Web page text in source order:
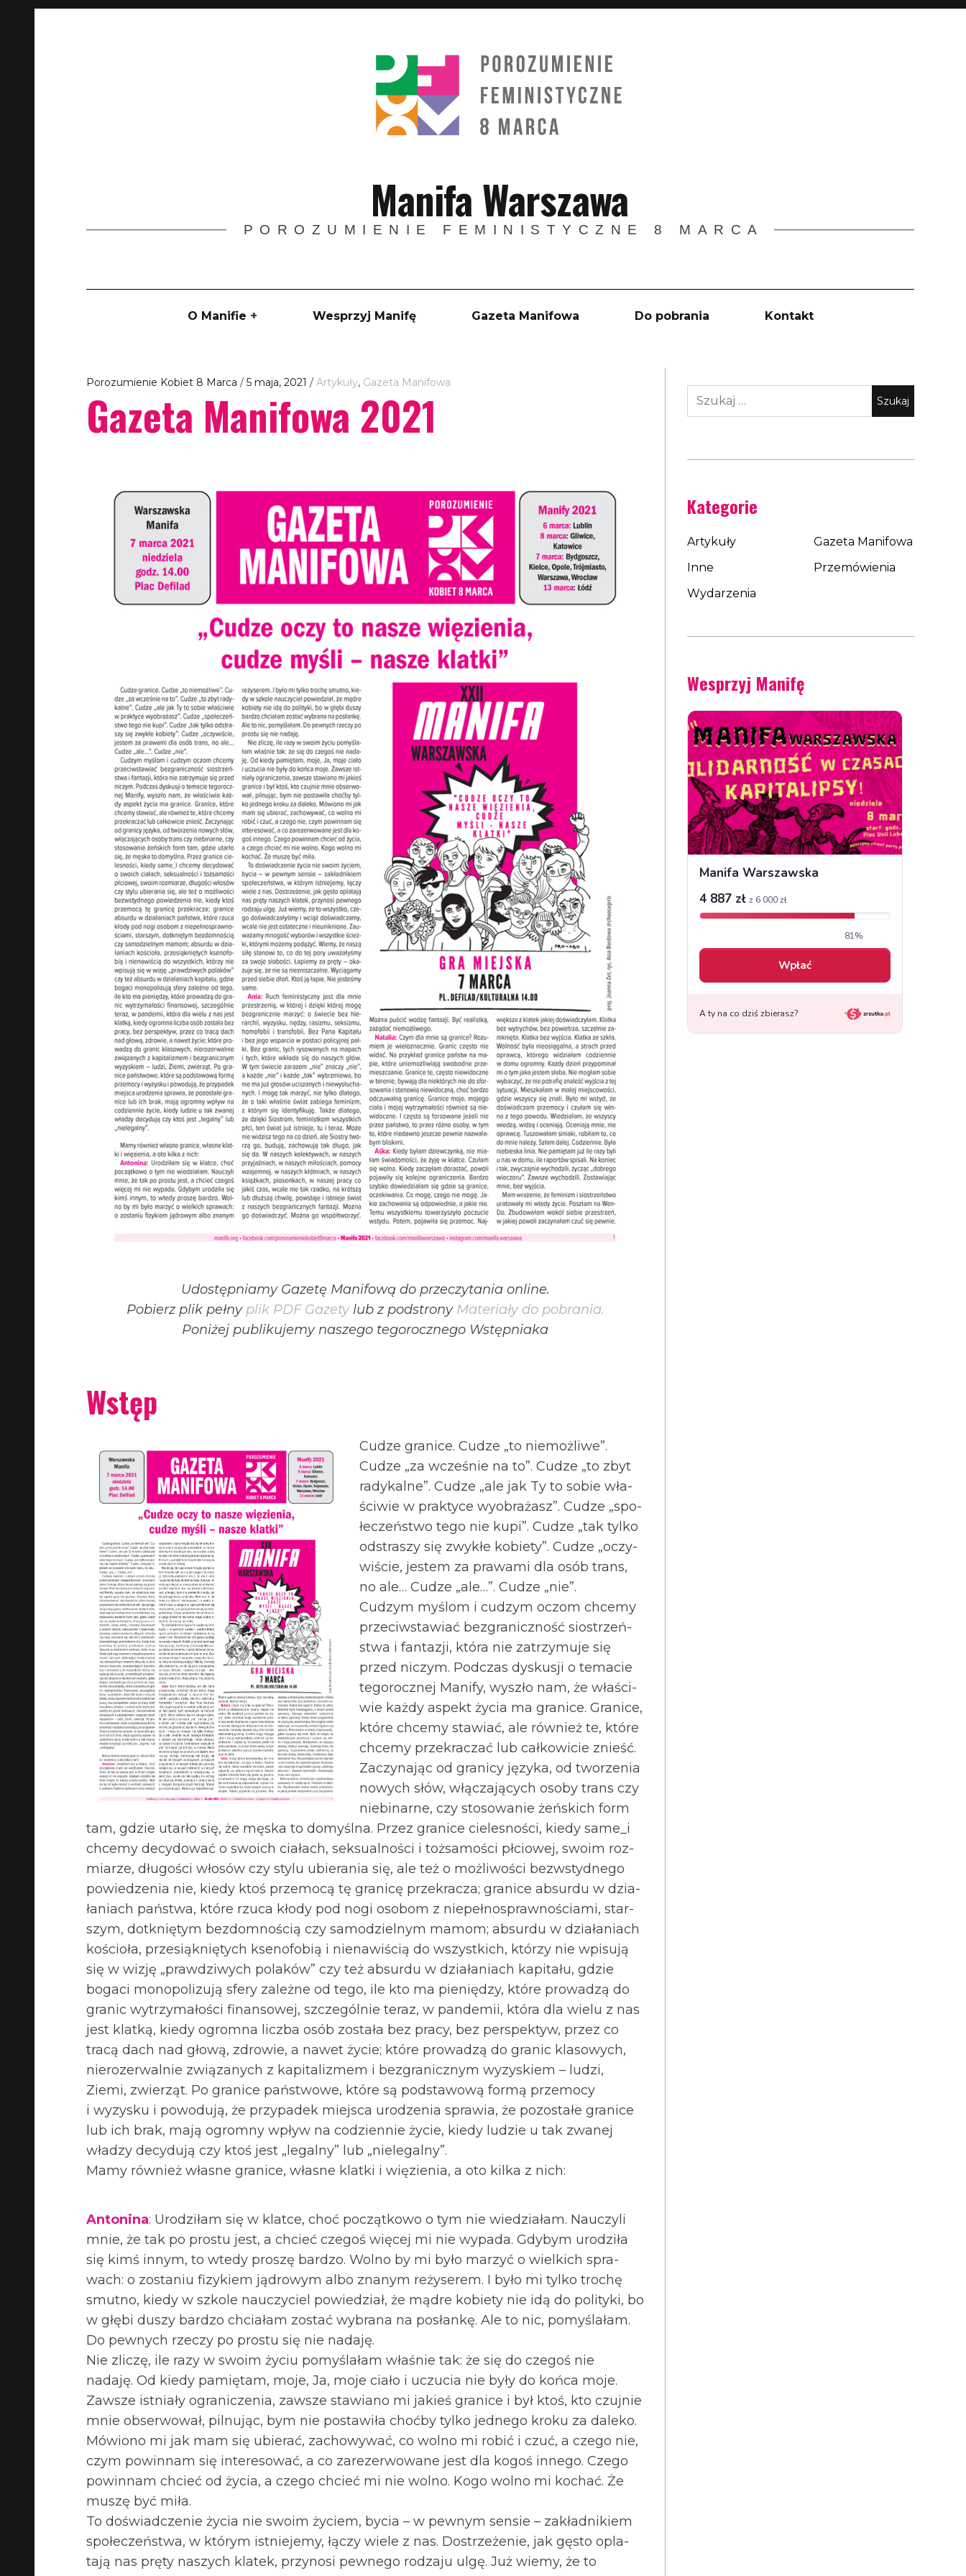
Manifa Warszawa
POROZUMIENIE FEMINISTYCZNE 8 MARCA
O Manifie Wesprzyj Manifę Gazeta Manifowa Do pobrania Kontakt
Porozumienie Kobiet 8 Marca 5 maja, 2021 Artykuły, Gazeta Manifowa
Gazeta Manifowa 2021
Udostępniamy Gazetę Manifową do przeczytania online.
Pobierz plik pełny plik PDF Gazetylub z podstrony Materiały do pobrania.
Poniżej publikujemy naszego tegorocznego Wstępniaka
Wstęp
Cudze gra­nice. Cudze „to nie­moż­liwe”.
Cudze „za wcze­śnie na to”. Cudze „to zbyt
rady­kalne”. Cudze „ale jak Ty to sobie wła­
ści­wie w prak­tyce wyobra­żasz”. Cudze „spo­
łe­czeń­stwo tego nie kupi”. Cudze „tak tylko
odstra­szy się zwy­kłe kobiety”. Cudze „oczy­
wi­ście, jestem za pra­wami dla osób trans,
no ale… Cudze „ale…”. Cudze „nie”.
Cudzym myślom i cudzym oczom chcemy
przeciwsta­wiać bezgra­niczność sio­strzeń­
stwa i fan­ta­zji, która nie zatrzy­muje się
przed niczym. Pod­czas dys­ku­sji o temacie
tego­rocz­nej Manify, wyszło nam, że wła­ści­
wie każdy aspekt życia ma gra­nice. Gra­nice,
które chcemy sta­wiać, ale rów­nież te, które
chcemy prze­kra­czać lub cał­ko­wi­cie znieść.
Zaczy­na­jąc od gra­nicy języka, od two­rze­nia
nowych słów, włą­cza­ją­cych osoby trans czy
nie­bi­narne, czy stosowanie żeń­skich form
tam, gdzie utarło się, że męska to domyślna. Przez gra­nice cie­le­sno­ści, kiedy same_i
chcemy decy­do­wać o swo­ich cia­łach, sek­su­al­no­ści i toż­sa­mo­ści płcio­wej, swoim roz­
mia­rze, dłu­go­ści wło­sów czy stylu ubie­ra­nia się, ale też o moż­li­wo­ści bez­wstyd­nego
powie­dze­nia nie, kiedy ktoś prze­mocą tę gra­nicę prze­kra­cza; gra­nice absurdu w dzia­
ła­niach pań­stwa, które rzuca kłody pod nogi oso­bom z nie­peł­no­spraw­no­ściami, star­
szym, dotkniętym bez­dom­nością czy samo­dziel­nym mamom; absurdu w dzia­ła­niach
kościoła, prze­siąk­nię­tych kse­no­fo­bią i nie­na­wi­ścią do wszyst­kich, którzy nie wpi­sują
się w wizję „praw­dzi­wych pola­ków” czy też absurdu w dzia­ła­niach kapi­tału, gdzie
bogaci mono­po­li­zują sfery zależne od tego, ile kto ma pie­nię­dzy, które pro­wa­dzą do
gra­nic wytrzy­ma­ło­ści finan­so­wej, szcze­gól­nie teraz, w pan­de­mii, która dla wielu z nas
jest klatką, kiedy ogromna liczba osób została bez pracy, bez per­spek­tyw, przez co
tracą dach nad głową, zdro­wie, a nawet życie; które pro­wa­dzą do gra­nic kla­sowych,
nie­ro­ze­rwal­nie związanych z kapi­ta­li­zmem i bezgra­nicznym wyzy­skiem – ludzi,
Ziemi, zwie­rząt. Po gra­nice pań­stwowe, które są pod­sta­wową formą prze­mocy
i wyzysku i powo­dują, że przy­pa­dek miej­sca uro­dze­nia spra­wia, że pozo­stałe gra­nice
lub ich brak, mają ogromny wpływ na codzien­nie życie, kiedy ludzie u tak zwa­nej
wła­dzy decy­dują czy ktoś jest „legalny” lub „nie­le­galny”.
Mamy rów­nież wła­sne gra­nice, wła­sne klatki i wię­zie­nia, a oto kilka z nich:
Anto­nina: Uro­dzi­łam się w klatce, choć począt­kowo o tym nie wie­działam. Nau­czyli
mnie, że tak po pro­stu jest, a chcieć cze­goś wię­cej mi nie wypada. Gdy­bym uro­dziła
się kimś innym, to wtedy pro­szę bar­dzo. Wolno by mi było marzyć o wiel­kich spra­
wach: o zosta­niu fizy­kiem jądro­wym albo zna­nym reży­se­rem. I było mi tylko tro­chę
smutno, kiedy w szkole nauczy­ciel powie­dział, że mądre kobiety nie idą do poli­tyki, bo
w głębi duszy bar­dzo chcia­łam zostać wybrana na posłankę. Ale to nic, pomy­śla­łam.
Do pew­nych rze­czy po pro­stu się nie nadaję.
Nie zli­czę, ile razy w swoim życiu pomy­śla­łam wła­śnie tak: że się do cze­goś nie
nadaję. Od kiedy pamię­tam, moje, Ja, moje ciało i uczu­cia nie były do końca moje.
Zaw­sze ist­niały ogra­ni­cze­nia, zawsze sta­wiano mi jakieś gra­nice i był ktoś, kto czuj­nie
mnie obser­wo­wał, pil­nu­jąc, bym nie posta­wiła choćby tylko jed­nego kroku za daleko.
Mówiono mi jak mam się ubie­rać, zacho­wy­wać, co wolno mi robić i czuć, a czego nie,
czym powin­nam się inte­re­so­wać, a co zare­zer­wo­wane jest dla kogoś innego. Czego
powin­nam chcieć od życia, a czego chcieć mi nie wolno. Kogo wolno mi kochać. Że
muszę być miła.
To doświad­cze­nie życia nie swoim życiem, bycia – w pew­nym sen­sie – zakład­ni­kiem
spo­łe­czeń­stwa, w któ­rym ist­niejemy, łączy wiele z nas. Dostrze­że­nie, jak gęsto opla­
tają nas pręty naszych kla­tek, przy­nosi pew­nego rodzaju ulgę. Już wiemy, że to
Szukaj:
Kategorie
Artykuły
Gazeta Manifowa
Inne
Przemówienia
Wydarzenia
Wesprzyj Manifę